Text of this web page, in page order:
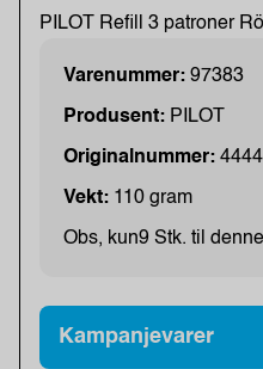
PILOT Refill 3 patroner
Varenummer: 97383
Produsent: PILOT
Originalnummer:
Vekt: 110 gram
Obs, kun9 Stk. til
Kampanjevarer